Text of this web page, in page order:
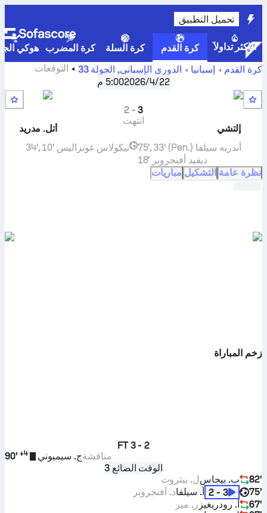
تحميل التطبيق
الأكثر تداولاً كرة القدم كرة السلة كرة المضرب
هوكي
كرة القدم
إسبانيا الدوري الإسباني, الجولة 33
التوقعات
والترتيب ونتائج مباريات المواجهات المباشرة والنتائج المباشرة
لإلتشي
22‏/4‏/2026 5:00 م
إلتشي
3
-
2
انتهت
أتل. مدريد
أندريه سيلفا 75', 33' (Pen.)
ديفيد أفنجروبر 18'
نيكولاس غونزاليس 34', 10'
نظرة عامة التشكيل مباريات
زخم المباراة
FT 3 - 2
90' +4 ج. سيميونيمناقشة
الوقت الضائع 3
82'
ب. بيجاسل. بيتروت
75'
3 - 2 أ. سيلفاد. أفنجروبر
67'
أ. رودريغيز ر. مير